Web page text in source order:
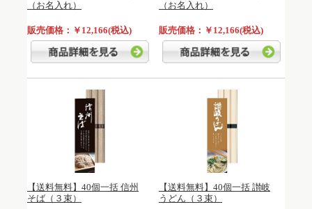
（お名入れ）
販売価格：￥12,166(税込)
（お名入れ）
販売価格：￥12,166(税込)
【送料無料】40個一括 信州
そば（３束）
【送料無料】40個一括 讃岐
うどん（３束）